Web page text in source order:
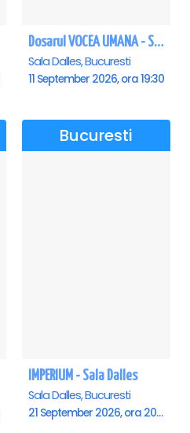
Dosarul VOCEA UMANA - Sala Dalles
Sala Dalles, Bucuresti
11 September 2026, ora 19:30
Bucuresti
IMPERIUM - Sala Dalles
Sala Dalles, Bucuresti
21 September 2026, ora 20:00